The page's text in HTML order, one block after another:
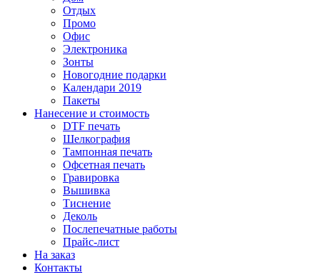
Отдых
Промо
Офис
Электроника
Зонты
Новогодние подарки
Календари 2019
Пакеты
Нанесение и стоимость
DTF печать
Шелкография
Тампонная печать
Офсетная печать
Гравировка
Вышивка
Тиснение
Деколь
Послепечатные работы
Прайс-лист
На заказ
Контакты